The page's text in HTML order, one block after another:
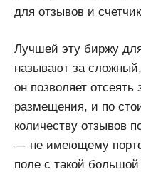
для отзывов и
Лучшей эту биржу
называют за
он позволяет отсеять
размещения, и по
количеству отзывов
— не имеющему
поле с такой